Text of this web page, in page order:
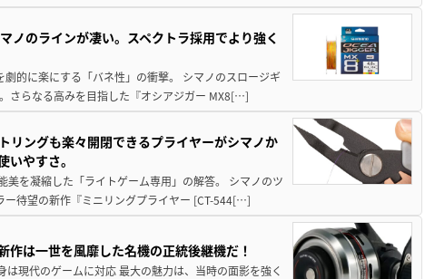
ノのラインが凄い。スペクトラ採用でより強く
的に楽にする「バネ性」の衝撃。 シマノのスロージギ
さらなる高みを目指した『オシアジガー MX8[…]
リングも楽々開閉できるプライヤーがシマノか
やすさ。
を凝縮した「ライトゲーム専用」の解答。 シマノのツ
ー待望の新作『ミニリングプライヤー [CT-544[…]
作は一世を風靡した名機の正統後継機だ！
現代のゲームに対応 最大の魅力は、当時の面影を強く